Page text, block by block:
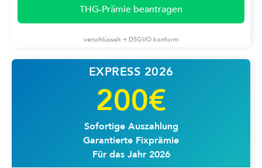
THG-Prämie beantragen
verschlüsselt + DSGVO konform
EXPRESS 2026
200€
Sofortige Auszahlung
Garantierte Fixprämie
Für das Jahr 2026